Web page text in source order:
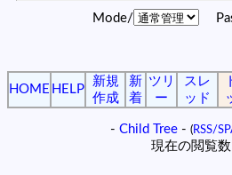
Mode/
HOME HELP
新規
作成
新
着
ツリ
ー
スレ
ッド
- Child Tree- (RSS/
現在の閲覧数